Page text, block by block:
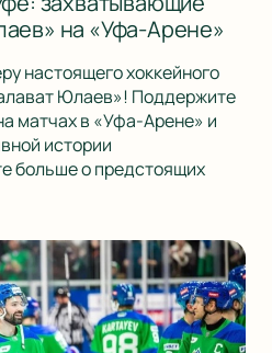
на «Уфа-Арене»
настоящего хоккейного
Юлаев»! Поддержите
матчах в «Уфа-Арене» и
истории
больше о предстоящих